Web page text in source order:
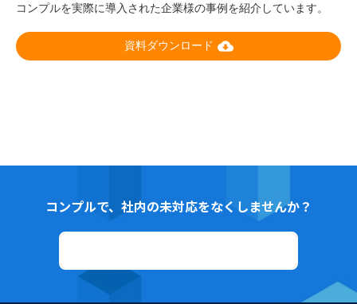
コンプルを実際に導入された企業様の事例を紹介しています。
資料ダウンロード cloud_download
コンプルで、社内の未対応をなくしませんか？